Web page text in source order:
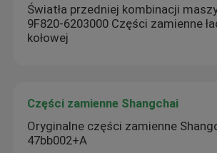
Światła przedniej kombinacji
9F820-6203000 Części zamienne
kołowej
Części zamienne Shangchai
Oryginalne części zamienne
47bb002+A